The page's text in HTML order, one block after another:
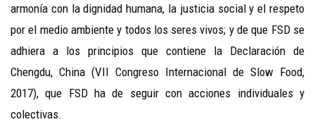
armonía con la dignidad humana, la justicia social y el respeto
por el medio ambiente y todos los seres vivos; y de que FSD se
adhiera a los principios que contiene la Declaración de
Chengdu, China (VII Congreso Internacional de Slow Food,
2017), que FSD ha de seguir con acciones individuales y
colectivas.